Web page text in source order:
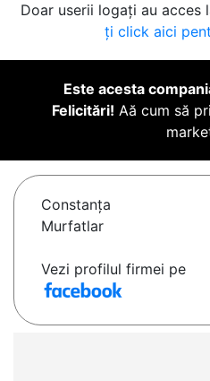
Doar userii logați au acces
ți click aici
Este acesta
Felicitări! Aă cum să
Constanţa
Murfatlar
Vezi profilul firmei pe